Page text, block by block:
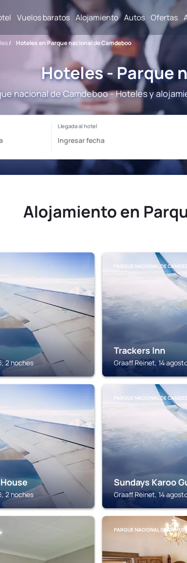
Vuelos baratos Alojamiento Autos Ofertas
/ Hoteles en Parque nacional de Camdeboo
Hoteles - Parque
nacional de Camdeboo - Hoteles y
Alojamiento en
2 noches
PARQUE NACIONAL DE
Trackers Inn
Graaff Reinet, 14
2 noches
PARQUE NACIONAL DE
Sundays Karoo
Graaff Reinet, 14
PARQUE NACIONAL DE